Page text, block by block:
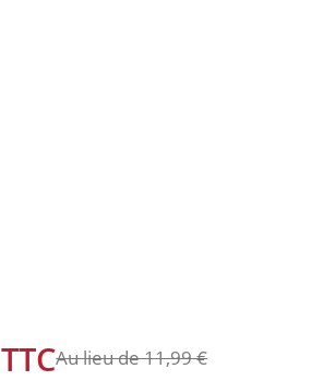
TTCAu lieu de 11,99 €